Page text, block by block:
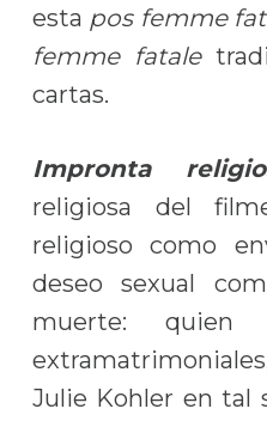
esta pos femme
femme fatale
cartas.
Impronta
religiosa del
religioso como
deseo sexual
muerte: quien
Julie Kohler en tal